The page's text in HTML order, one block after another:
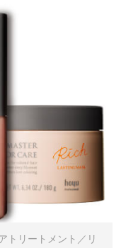
トリートメント／リ